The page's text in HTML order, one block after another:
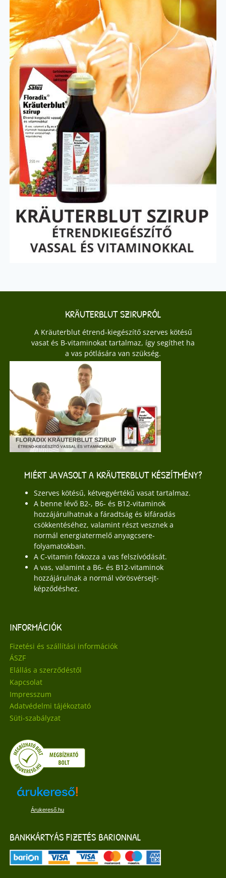
KRÄUTERBLUT SZIRUPRÓL
A Kräuterblut étrend-kiegészítő szerves kötésű
vasat és B-vitaminokat tartalmaz, így segíthet ha
a vas pótlására van szükség.
MIÉRT JAVASOLT A KRÄUTERBLUT KÉSZÍTMÉNY?
Szerves kötésű, kétvegyértékű vasat tartalmaz.
A benne lévő B2-, B6- és B12-vitaminok
hozzájárulhatnak a fáradtság és kifáradás
csökkentéséhez, valamint részt vesznek a
normál energiatermelő anyagcsere-
folyamatokban.
A C-vitamin fokozza a vas felszívódását.
A vas, valamint a B6- és B12-vitaminok
hozzájárulnak a normál vörösvérsejt-
képződéshez.
INFORMÁCIÓK
Fizetési és szállítási információk
ÁSZF
Elállás a szerződéstől
Kapcsolat
Impresszum
Adatvédelmi tájékoztató
Süti-szabályzat
Árukereső.hu
BANKKÁRTYÁS FIZETÉS BARIONNAL